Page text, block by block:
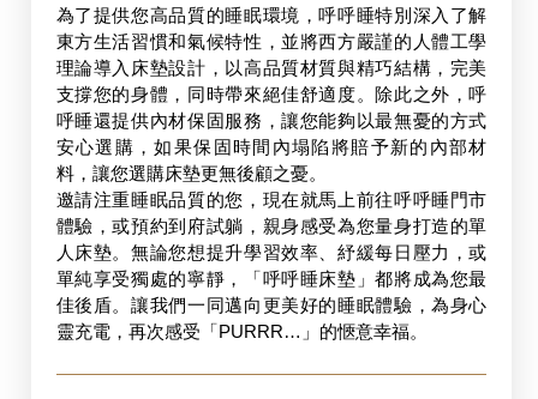
為了提供您高品質的睡眠環境，呼呼睡特別深入了解
東方生活習慣和氣候特性，並將西方嚴謹的人體工學
理論導入床墊設計，以高品質材質與精巧結構，完美
支撐您的身體，同時帶來絕佳舒適度。除此之外，呼
呼睡還提供內材保固服務，讓您能夠以最無憂的方式
安心選購，如果保固時間內塌陷將賠予新的內部材
料，讓您選購床墊更無後顧之憂。
邀請注重睡眠品質的您，現在就馬上前往呼呼睡門市
體驗，或預約到府試躺，親身感受為您量身打造的單
人床墊。無論您想提升學習效率、紓緩每日壓力，或
單純享受獨處的寧靜，「呼呼睡床墊」都將成為您最
佳後盾。讓我們一同邁向更美好的睡眠體驗，為身心
靈充電，再次感受「PURRR…」的愜意幸福。